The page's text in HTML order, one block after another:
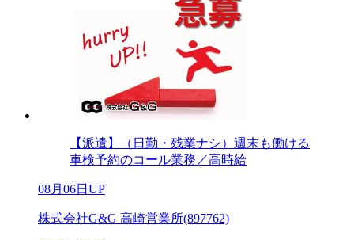
【派遣】（日勤・残業ナシ）週末も働ける
車検予約のコール業務／高時給
08月06日UP
株式会社G&G 高崎営業所(897762)